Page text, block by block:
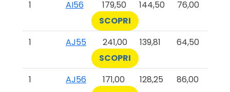
1
AI56 179,50 144,50
76,00
SCOPRI
1
AJ55 241,00 139,81
64,50
SCOPRI
1
AJ56 171,00 128,25
86,00